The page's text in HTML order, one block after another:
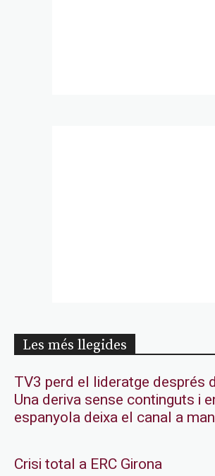
Les més llegides
TV3 perd el lideratge després
Una deriva sense continguts i
espanyola deixa el canal a
Crisi total a ERC Girona